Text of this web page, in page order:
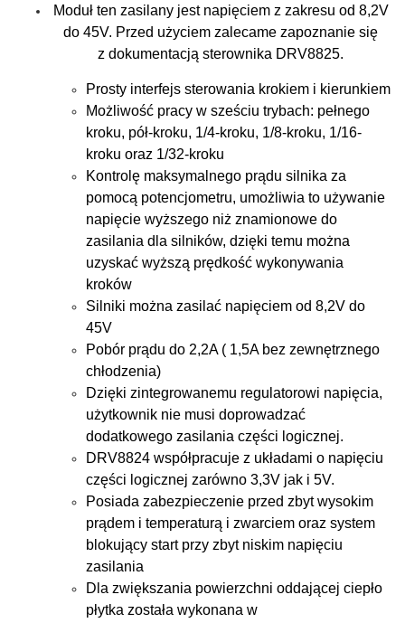
Moduł ten zasilany jest napięciem z zakresu od 8,2V
do 45V. Przed użyciem zalecame zapoznanie się
z dokumentacją sterownika DRV8825.
Prosty interfejs sterowania krokiem i kierunkiem
Możliwość pracy w sześciu trybach: pełnego
kroku, pół-kroku, 1/4-kroku, 1/8-kroku, 1/16-
kroku oraz 1/32-kroku
Kontrolę maksymalnego prądu silnika za
pomocą potencjometru, umożliwia to używanie
napięcie wyższego niż znamionowe do
zasilania dla silników, dzięki temu można
uzyskać wyższą prędkość wykonywania
kroków
Silniki można zasilać napięciem od 8,2V do
45V
Pobór prądu do 2,2A ( 1,5A bez zewnętrznego
chłodzenia)
Dzięki zintegrowanemu regulatorowi napięcia,
użytkownik nie musi doprowadzać
dodatkowego zasilania części logicznej.
DRV8824 współpracuje z układami o napięciu
części logicznej zarówno 3,3V jak i 5V.
Posiada zabezpieczenie przed zbyt wysokim
prądem i temperaturą i zwarciem oraz system
blokujący start przy zbyt niskim napięciu
zasilania
Dla zwiększania powierzchni oddającej ciepło
płytka została wykonana w